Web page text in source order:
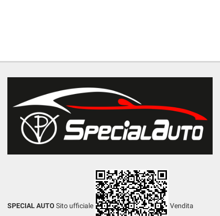
SPECIAL AUTO Sito ufficiale Vendita